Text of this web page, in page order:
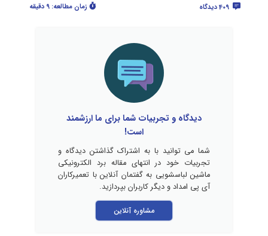
زمان مطالعه: 9 دقیقه
دیدگاه و تجربیات شما برای ما ارزشمند
است!
شما می توانید با به اشتراک گذاشتن دیدگاه و
تجربیات خود در انتهای مقاله برد الکترونیکی
ماشین لباسشویی به گفتمان آنلاین با تعمیرکاران
آی پی امداد و دیگر کاربران بپردازید.
مشاوره آنلاین